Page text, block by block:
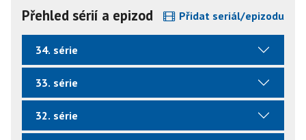
Přehled sérií a epizod Přidat seriál/epizodu
34. série
33. série
32. série